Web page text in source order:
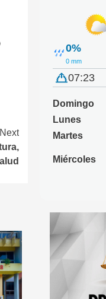
Next
0%
0 mm
07:23
Domingo
Lunes
Martes
Miércoles